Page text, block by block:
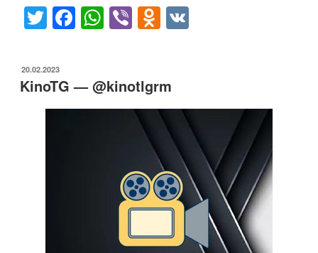
T
wi
tt
er
F
a
e
b
W
h
s
A
Vi
b
O
d
o
kl
a
ss
ni
ki
ОПУБЛИКОВАНО
20.02.2023
KinoTG — @kinotlgrm